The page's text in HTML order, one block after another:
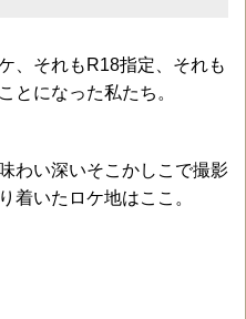
、それもR18指定、それも
とになった私たち。
わい深いそこかしこで撮影
着いたロケ地はここ。